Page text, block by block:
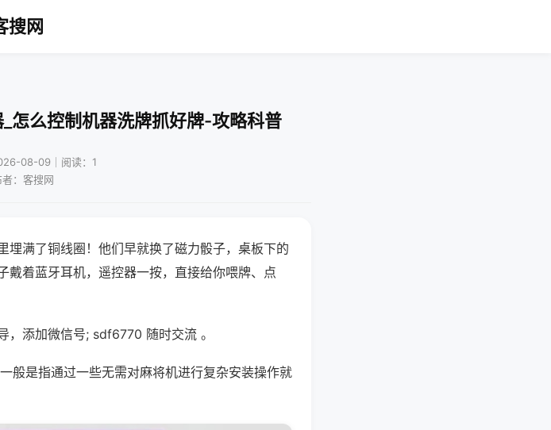
搜网
怎么控制机器洗牌抓好牌-攻略科普
08-09｜阅读：1
者：客搜网
埋满了铜线圈！他们早就换了磁力骰子，桌板下的
戴着蓝牙耳机，遥控器一按，直接给你喂牌、点
，添加微信号; sdf6770 随时交流 。
般是指通过一些无需对麻将机进行复杂安装操作就